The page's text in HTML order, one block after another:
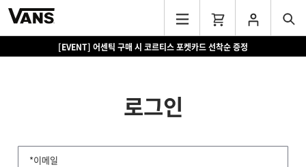
[EVENT] 어센틱 구매 시 코르티스 포켓카드 선착순 증정
로그인
*이메일